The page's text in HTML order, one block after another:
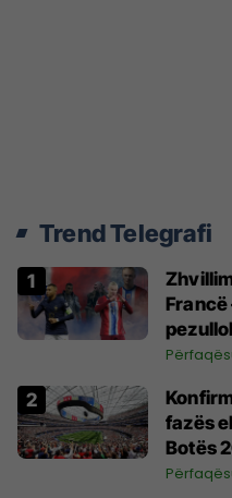
Trend Telegrafi
Francë
fazës
Botës